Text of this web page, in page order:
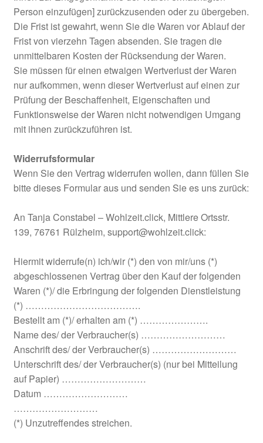
Person einzufügen] zurückzusenden oder zu übergeben.
Die Frist ist gewahrt, wenn Sie die Waren vor Ablauf der
Frist von vierzehn Tagen absenden. Sie tragen die
unmittelbaren Kosten der Rücksendung der Waren.
Sie müssen für einen etwaigen Wertverlust der Waren
nur aufkommen, wenn dieser Wertverlust auf einen zur
Prüfung der Beschaffenheit, Eigenschaften und
Funktionsweise der Waren nicht notwendigen Umgang
mit ihnen zurückzuführen ist.
Widerrufsformular
Wenn Sie den Vertrag widerrufen wollen, dann füllen Sie
bitte dieses Formular aus und senden Sie es uns zurück:
An Tanja Constabel – Wohlzeit.click, Mittlere Ortsstr.
139, 76761 Rülzheim, support@wohlzeit.click:
Hiermit widerrufe(n) ich/wir (*) den von mir/uns (*)
abgeschlossenen Vertrag über den Kauf der folgenden
Waren (*)/ die Erbringung der folgenden Dienstleistung
(*) ……………………………….
Bestellt am (*)/ erhalten am (*) ………………….
Name des/ der Verbraucher(s) ………………………
Anschrift des/ der Verbraucher(s) ………………………
Unterschrift des/ der Verbraucher(s) (nur bei Mitteilung
auf Papier) ………………………
Datum ………………………
………………………
(*) Unzutreffendes streichen.